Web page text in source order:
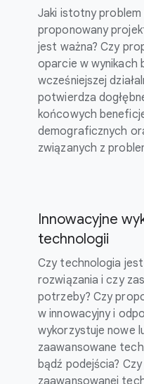
Jaki istotny
proponowany
jest ważna? Czy
oparcie w wynikach
wcześniejszej
potwierdza
końcowych
demograficznych
związanych z
Innowacyjne
technologii
Czy technologia
rozwiązania i czy
potrzeby? Czy
w innowacyjny i
wykorzystuje nowe
zaawansowane
bądź podejścia?
zaawansowanej